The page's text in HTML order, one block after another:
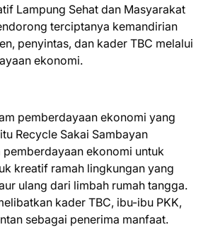
Lampung Sehat dan Masyarakat
terciptanya kemandirian
penyintas, dan kader TBC melalui
ekonomi.
pemberdayaan ekonomi yang
Recycle Sakai Sambayan
pemberdayaan ekonomi untuk
kreatif ramah lingkungan yang
ulang dari limbah rumah tangga.
kader TBC, ibu-ibu PKK,
sebagai penerima manfaat.